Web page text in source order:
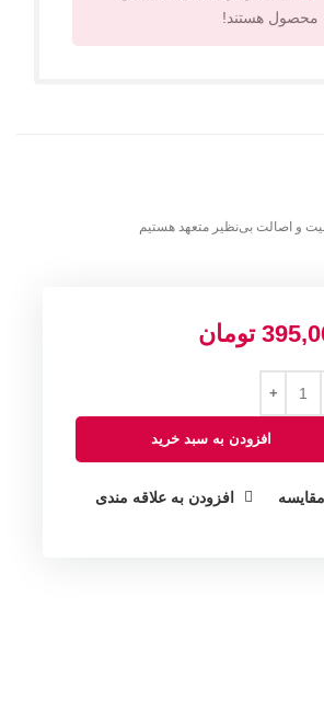
محصول هستند!
و اصالت بی‌نظیر متعهد هستیم
تومان
افزودن به سبد خرید
مقایسه افزودن به علاقه مندی